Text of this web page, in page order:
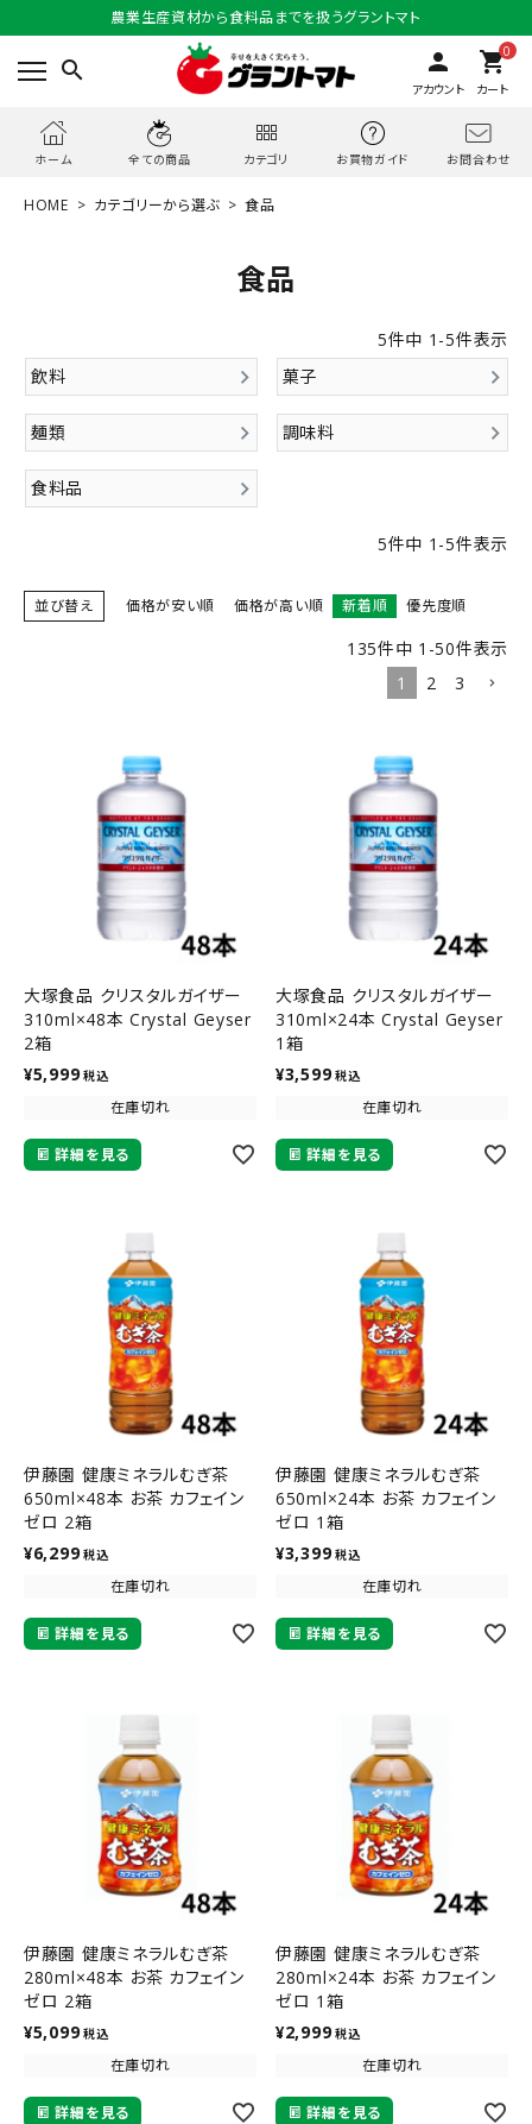
農業生産資材から食料品までを扱うグラントマト
search person
アカウント
0
shopping_cart
カート
ホーム 全ての商品 カテゴリ お買物ガイド お問合わせ
HOME カテゴリーから選ぶ 食品
食品
5件中 1 -5件表示
飲料
菓子
麺類 調味料
食料品
5件中 1 -5件表示
並び替え 価格が安い順 価格が高い順 新着順 優先度順
135件中 1 -50件表示
1
2 3
大塚食品 クリスタルガイザー
310ml×48本 Crystal Geyser
2箱
¥5,999 税込
在庫切れ
詳細を見る
大塚食品 クリスタルガイザー
310ml×24本 Crystal Geyser
1箱
¥3,599 税込
在庫切れ
詳細を見る
伊藤園 健康ミネラルむぎ茶
650ml×48本 お茶 カフェイン
ゼロ 2箱
¥6,299 税込
在庫切れ
詳細を見る
伊藤園 健康ミネラルむぎ茶
650ml×24本 お茶 カフェイン
ゼロ 1箱
¥3,399 税込
在庫切れ
詳細を見る
伊藤園 健康ミネラルむぎ茶
280ml×48本 お茶 カフェイン
ゼロ 2箱
¥5,099 税込
在庫切れ
詳細を見る
伊藤園 健康ミネラルむぎ茶
280ml×24本 お茶 カフェイン
ゼロ 1箱
¥2,999 税込
在庫切れ
詳細を見る